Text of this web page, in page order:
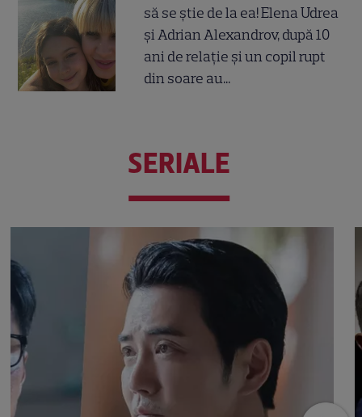
să se știe de la ea! Elena Udrea
și Adrian Alexandrov, după 10
ani de relație și un copil rupt
din soare au...
SERIALE